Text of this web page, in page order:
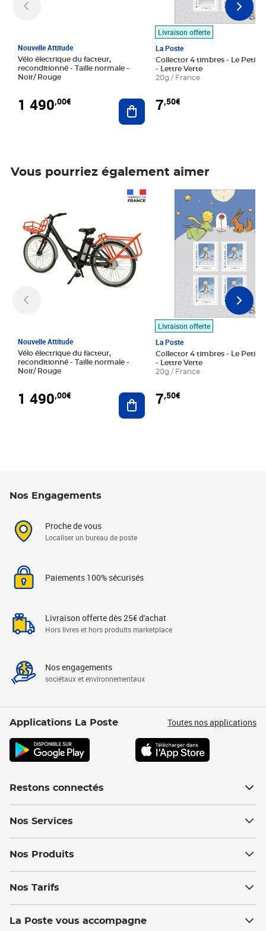
Nouvelle Attitude
Vélo électrique du facteur,
reconditionné - Taille normale -
Noir/ Rouge
1 490,00€ Ajouter au panier
Livraison offerte
La Poste
Collector 4 timbres - Le Petit
- Lettre Verte
20g / France
7,50€
Vous pourriez également aimer
Nouvelle Attitude
Vélo électrique du facteur,
reconditionné - Taille normale -
Noir/ Rouge
1 490,00€ Ajouter au panier
Livraison offerte
La Poste
Collector 4 timbres - Le Petit
- Lettre Verte
20g / France
7,50€
Prix 7,50€
Nos Engagements
Proche de vous
Localiser un bureau de poste
Paiements 100% sécurisés
Livraison offerte dès 25€ d'achat
Hors livres et hors produits marketplace
Nos engagements
sociétaux et environnementaux
Applications La Poste Toutes nos applications
Restons connectés
Nos Services
Nos Produits
Nos Tarifs
La Poste vous accompagne